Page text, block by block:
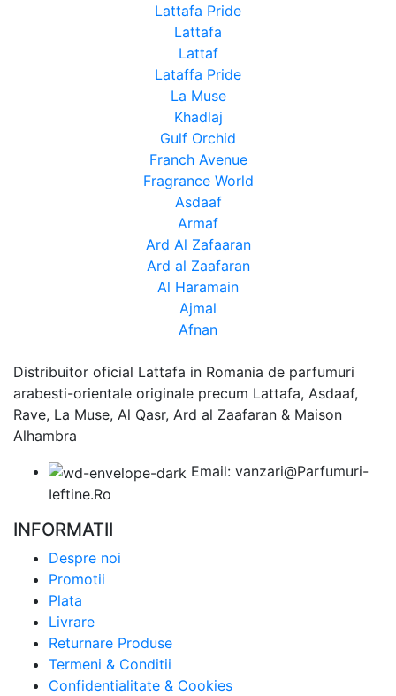
Lattafa Pride
Lattafa
Lattaf
Lataffa Pride
La Muse
Khadlaj
Gulf Orchid
Franch Avenue
Fragrance World
Asdaaf
Armaf
Ard Al Zafaaran
Ard al Zaafaran
Al Haramain
Ajmal
Afnan
Distribuitor oficial Lattafa in Romania de parfumuri
arabesti-orientale originale precum Lattafa, Asdaaf,
Rave, La Muse, Al Qasr, Ard al Zaafaran & Maison
Alhambra
Email: vanzari@Parfumuri-
Ieftine.Ro
INFORMATII
Despre noi
Promotii
Plata
Livrare
Returnare Produse
Termeni & Conditii
Confidentialitate & Cookies